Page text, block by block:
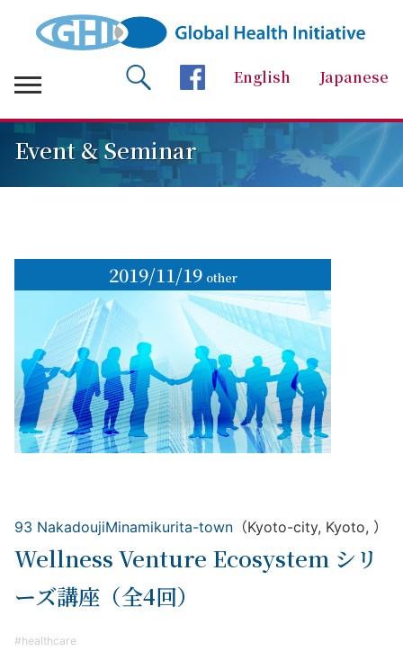
Japanese
English
facebookページへ
検索 Search
Event & Seminar
2019/11/19 other
93 NakadoujiMinamikurita-town （Kyoto-city, Kyoto, ）
Wellness Venture Ecosystem シリ
ーズ講座（全4回）
healthcare